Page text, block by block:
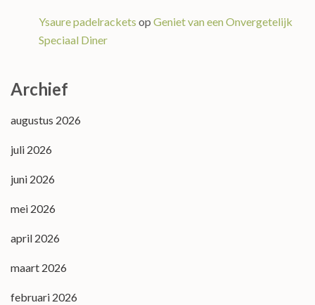
Ysaure padelrackets op Geniet van een Onvergetelijk
Speciaal Diner
Archief
augustus 2026
juli 2026
juni 2026
mei 2026
april 2026
maart 2026
februari 2026